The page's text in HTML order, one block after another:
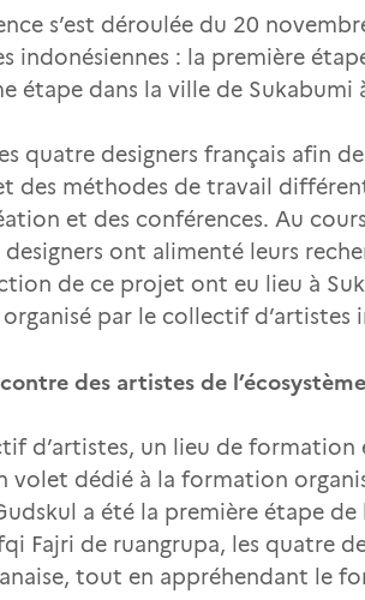
s’est déroulée du 20
indonésiennes : la première
étape dans la ville de Sukabumi
quatre designers français afin
des méthodes de travail
et des conférences. Au
designers ont alimenté leurs
de ce projet ont eu lieu à
par le collectif d’artistes
des artistes de
d’artistes, un lieu de formation
volet dédié à la formation
a été la première étape
Fajri de ruangrupa, les quatre
tout en appréhendant le